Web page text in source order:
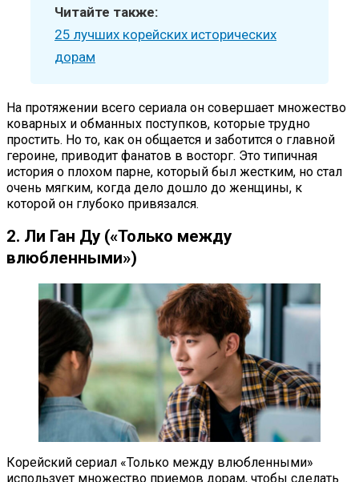
Читайте также:
25 лучших корейских исторических
дорам
На протяжении всего сериала он совершает множество
коварных и обманных поступков, которые трудно
простить. Но то, как он общается и заботится о главной
героине, приводит фанатов в восторг. Это типичная
история о плохом парне, который был жестким, но стал
очень мягким, когда дело дошло до женщины, к
которой он глубоко привязался.
2. Ли Ган Ду («Только между
влюбленными»)
Корейский сериал «Только между влюбленными»
использует множество приемов дорам, чтобы сделать